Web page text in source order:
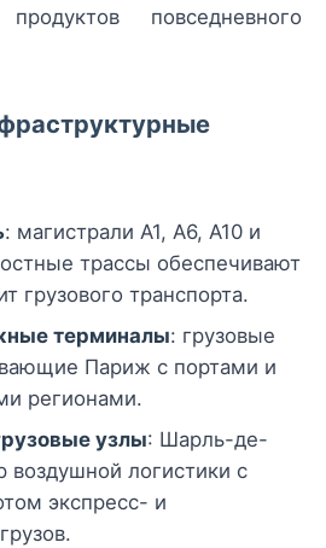
повседневного
: магистрали A1, A6, A10 и
трассы обеспечивают
грузового транспорта.
терминалы: грузовые
Париж с портами и
регионами.
узлы: Шарль-де-
воздушной логистики с
экспресс- и